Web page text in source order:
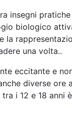
insegni
biologico
la
una volta..
eccitante e
diverse ore
i 12 e 18 anni